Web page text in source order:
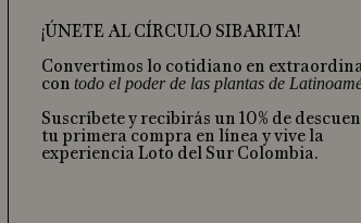
¡ÚNETE AL CÍRCULO SIBARITA!
Convertimos lo cotidiano en
con todo el poder de las plantas de
Suscríbete y recibirás un 10% de
tu primera compra en línea y vive la
experiencia Loto del Sur Colombia.